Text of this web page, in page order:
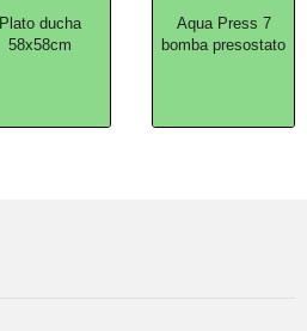
Plato ducha
58x58cm
Aqua Press 7
bomba presostato